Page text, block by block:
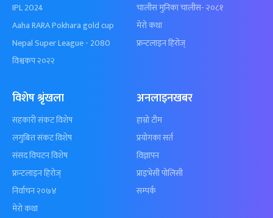
IPL 2024
Aaha RARA Pokhara gold cup
Nepal Super League - 2080
विश्वकप २०२२
चालीस मुनिका चालीस- २०८१
मेरो कथा
फ्रन्टलाइन हिरोज्
विशेष श्रृंखला
सहकारी संकट विशेष
लगुबित्त संकट विशेष
संसद विघटन विशेष
फ्रन्टलाइन हिरोज्
निर्वाचन २०७४
मेरो कथा
अनलाइनखबर
हाम्रो टीम
प्रयोगका सर्त
विज्ञापन
प्राइभेसी पोलिसी
सम्पर्क